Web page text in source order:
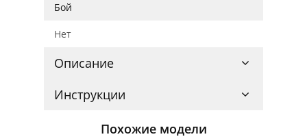
Бой
Нет
Описание
Инструкции
Похожие модели